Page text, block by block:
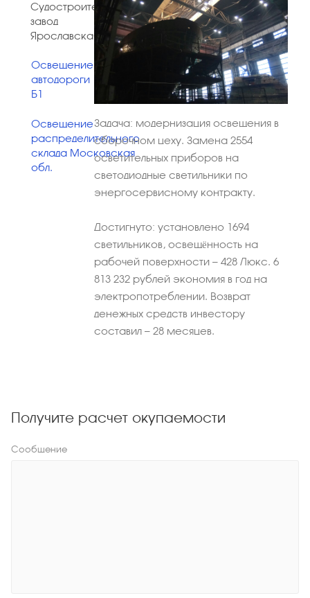
Судостроительный
завод
Ярославская обл.
Освещение
автодороги
Б1
Освещение
распределительного
склада Московская
обл.
Задача: модернизация освещения в
сборочном цеху. Замена 2554
осветительных приборов на
светодиодные светильники по
энергосервисному контракту.
Достигнуто: установлено 1694
светильников, освещённость на
рабочей поверхности — 428 Люкс. 6
813 232 рублей экономия в год на
электропотреблении. Возврат
денежных средств инвестору
составил — 28 месяцев.
Получите расчет окупаемости
Сообщение